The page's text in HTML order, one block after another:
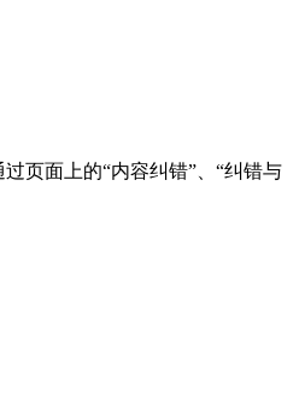
页面上的“内容纠错”、“纠错与